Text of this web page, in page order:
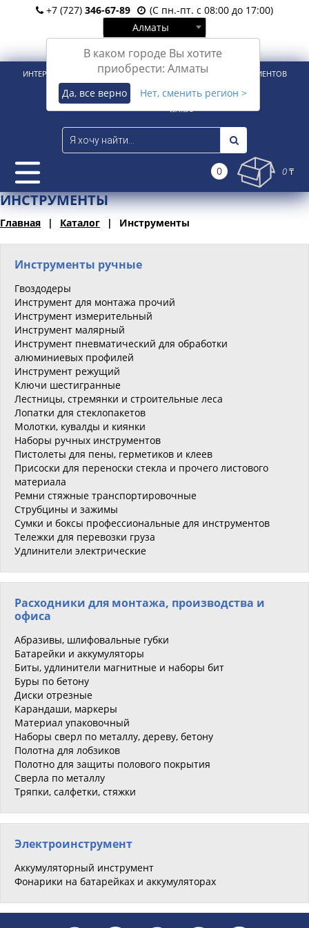
+7 (727) 346-67-89
(С пн.-пт. с 08:00 до 17:00)
Алматы
В каком городе Вы хотите
приобрести: Алматы
Да, все верно Нет, сменить регион >
Вход Регистрация
ИНТЕРНЕТ-МАГАЗИН ДЛЯ РОЗНИЧНЫХ И КОРПОРАТИВНЫХ КЛИЕНТОВ
0 0 ₸
ИНСТРУМЕНТЫ
Главная Каталог Инструменты
Инструменты ручные
Гвоздодеры
Инструмент для монтажа прочий
Инструмент измерительный
Инструмент малярный
Инструмент пневматический для обработки
алюминиевых профилей
Инструмент режущий
Ключи шестигранные
Лестницы, стремянки и строительные леса
Лопатки для стеклопакетов
Молотки, кувалды и киянки
Наборы ручных инструментов
Пистолеты для пены, герметиков и клеев
Присоски для переноски стекла и прочего листового
материала
Ремни стяжные транспортировочные
Струбцины и зажимы
Сумки и боксы профессиональные для инструментов
Тележки для перевозки груза
Удлинители электрические
Расходники для монтажа, производства и
офиса
Абразивы, шлифовальные губки
Батарейки и аккумуляторы
Биты, удлинители магнитные и наборы бит
Буры по бетону
Диски отрезные
Карандаши, маркеры
Материал упаковочный
Наборы сверл по металлу, дереву, бетону
Полотна для лобзиков
Полотно для защиты полового покрытия
Сверла по металлу
Тряпки, салфетки, стяжки
Электроинструмент
Аккумуляторный инструмент
Фонарики на батарейках и аккумуляторах